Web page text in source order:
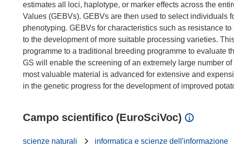
estimates all loci, haplotype, or marker effects across the
Values (GEBVs). GEBVs are then used to select individuals
phenotyping. GEBVs for characteristics such as resistance
to the development of more suitable processing varieties.
programme to a traditional breeding programme to evaluate
GS will enable the screening of an extremely large number
most valuable material is advanced for extensive and
Campo scientifico (EuroSciVoc)
scienze naturali informatica e scienze dell'informazione